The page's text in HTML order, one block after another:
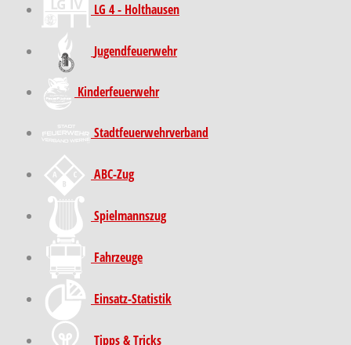
LG 4 - Holthausen
Jugendfeuerwehr
Kinder­feuer­wehr
Stadt­feuer­wehr­verband
ABC-Zug
Spielmannszug
Fahrzeuge
Einsatz-Statistik
Tipps & Tricks